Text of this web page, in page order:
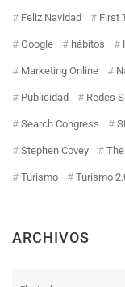
Feliz Navidad First
Google hábitos
Marketing Online
Publicidad Redes
Search Congress
Stephen Covey
Turismo Turismo
ARCHIVOS